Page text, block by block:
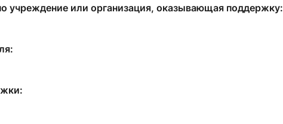
учреждение или организация, оказывающая поддержку: